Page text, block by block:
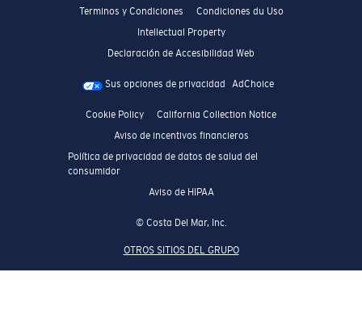
Terminos y Condiciones
Condiciones du Uso
Intellectual Property
Declaración de Accesibilidad Web
Sus opciones de privacidad AdChoice
Cookie Policy
California Collection Notice
Aviso de incentivos financieros
Política de privacidad de datos de salud del
consumidor
Aviso de HIPAA
© Costa Del Mar, Inc.
OTROS SITIOS DEL GRUPO